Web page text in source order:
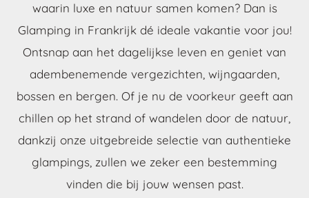
waarin luxe en natuur samen komen? Dan is
Glamping in Frankrijk dé ideale vakantie voor jou!
Ontsnap aan het dagelijkse leven en geniet van
adembenemende vergezichten, wijngaarden,
bossen en bergen. Of je nu de voorkeur geeft aan
chillen op het strand of wandelen door de natuur,
dankzij onze uitgebreide selectie van authentieke
glampings, zullen we zeker een bestemming
vinden die bij jouw wensen past.